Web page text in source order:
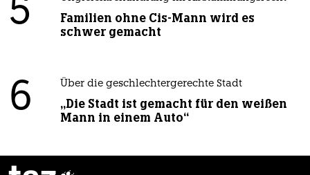
5
Familien ohne Cis-Mann wird es
schwer gemacht
6 Über die geschlechtergerechte Stadt
„Die Stadt ist gemacht für den weißen
Mann in einem Auto“